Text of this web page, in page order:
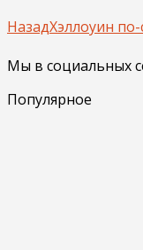
НазадХэллоуин
Мы в социальных
Популярное